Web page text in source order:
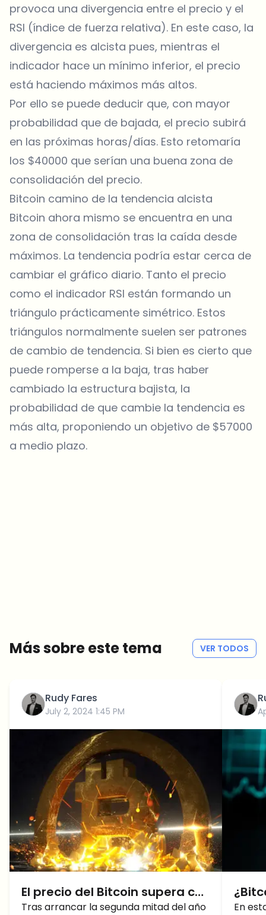
provoca una divergencia entre el precio y el
RSI (índice de fuerza relativa). En este caso, la
divergencia es alcista pues, mientras el
indicador hace un mínimo inferior, el precio
está haciendo máximos más altos.
Por ello se puede deducir que, con mayor
probabilidad que de bajada, el precio subirá
en las próximas horas/días. Esto retomaría
los $40000 que serían una buena zona de
consolidación del precio.
Bitcoin camino de la tendencia alcista
Bitcoin ahora mismo se encuentra en una
zona de consolidación tras la caída desde
máximos. La tendencia podría estar cerca de
cambiar el gráfico diario. Tanto el precio
como el indicador RSI están formando un
triángulo prácticamente simétrico. Estos
triángulos normalmente suelen ser patrones
de cambio de tendencia. Si bien es cierto que
puede romperse a la baja, tras haber
cambiado la estructura bajista, la
probabilidad de que cambie la tendencia es
más alta, proponiendo un objetivo de $57000
a medio plazo.
Más sobre este tema VER TODOS
Rudy Fares
July 2, 2024 1:45 PM
El precio del Bitcoin supera con
fuerza los 63.000 a partir de
Tras arrancar la segunda mitad del año
En